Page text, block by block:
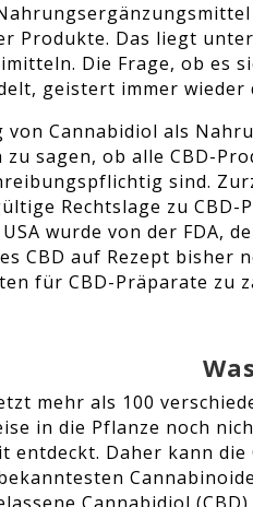
Produkte. Das liegt
Die Frage, ob es
geistert immer
Cannabidiol als
sagen, ob alle CBD-
sind.
Rechtslage zu
wurde von der FDA,
CBD auf Rezept bisher
für CBD-Präparate
mehr als 100
in die Pflanze noch
Daher kann